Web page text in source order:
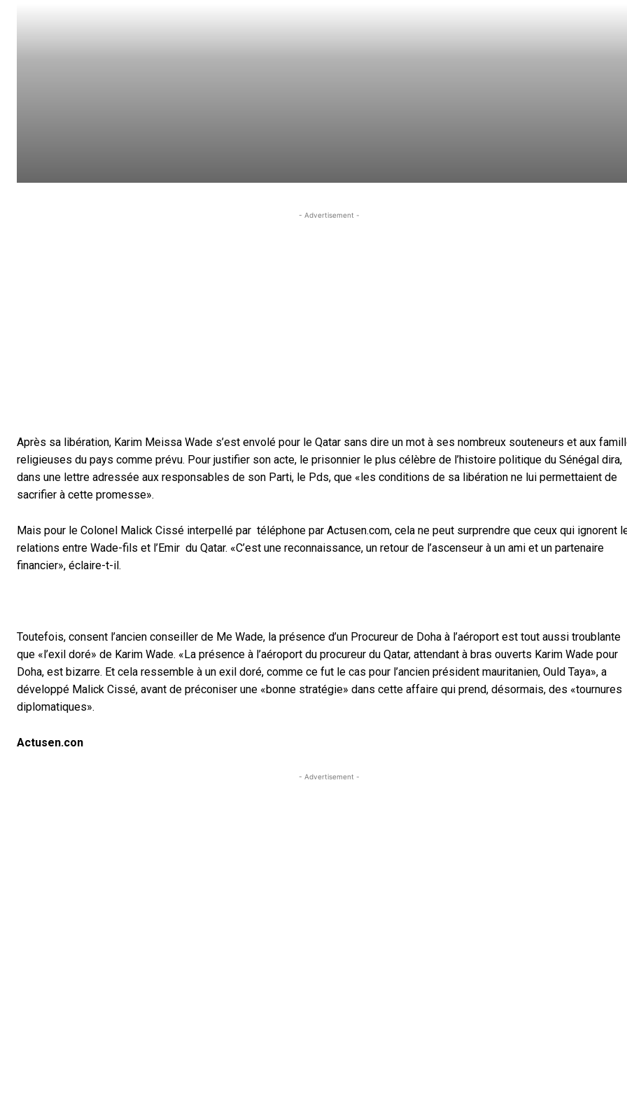
- Advertisement -
Après sa libération, Karim Meissa Wade s’est envolé pour le Qatar sans dire un mot à ses nombreux souteneurs et aux
religieuses du pays comme prévu. Pour justifier son acte, le prisonnier le plus célèbre de l’histoire politique du Sénégal dira,
dans une lettre adressée aux responsables de son Parti, le Pds, que «les conditions de sa libération ne lui permettaient de
sacrifier à cette promesse».
Mais pour le Colonel Malick Cissé interpellé par téléphone par Actusen.com, cela ne peut surprendre que ceux qui ignorent
relations entre Wade-fils et l’Emir du Qatar. «C’est une reconnaissance, un retour de l’ascenseur à un ami et un partenaire
financier», éclaire-t-il.
Toutefois, consent l’ancien conseiller de Me Wade, la présence d’un Procureur de Doha à l’aéroport est tout aussi troublante
que «l’exil doré» de Karim Wade. «La présence à l’aéroport du procureur du Qatar, attendant à bras ouverts Karim Wade pour
Doha, est bizarre. Et cela ressemble à un exil doré, comme ce fut le cas pour l’ancien président mauritanien, Ould Taya», a
développé Malick Cissé, avant de préconiser une «bonne stratégie» dans cette affaire qui prend, désormais, des «tournures
diplomatiques».
Actusen.con
- Advertisement -